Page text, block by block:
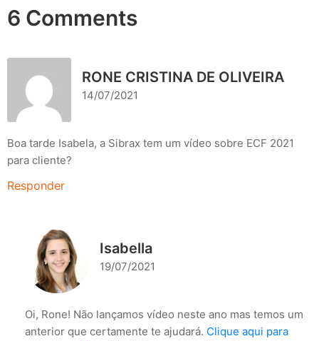
6 Comments
RONE CRISTINA DE OLIVEIRA
14/07/2021
Boa tarde Isabela, a Sibrax tem um vídeo sobre ECF 2021
para cliente?
Responder
Isabella
19/07/2021
Oi, Rone! Não lançamos vídeo neste ano mas temos um
anterior que certamente te ajudará. Clique aqui para